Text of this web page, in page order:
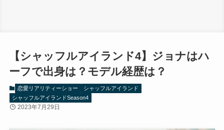
【シャッフルアイランド4】ジョナはハ
ーフで出身は？モデル経歴は？
恋愛リアリティーショー
シャッフルアイランド
シャッフルアイランドSeason4
2023年7月29日